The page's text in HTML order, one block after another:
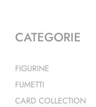
CATEGORIE
FIGURINE
FUMETTI
CARD COLLECTION